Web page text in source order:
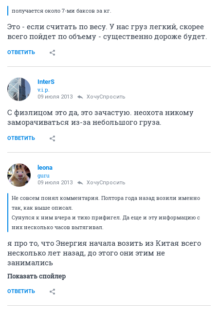
получается около 7-ми баксов за кг.
Это - если считать по весу. У нас груз легкий, скорее
всего пойдет по объему - существенно дороже будет.
ОТВЕТИТЬ
InterS
v.i.p.
09 июля 2013 ХочуСпросить
С физлицом это да, это зачастую. неохота никому
заморачиваться из-за небольшого груза.
ОТВЕТИТЬ
leona
guru
09 июля 2013 ХочуСпросить
Не совсем понял комментария. Полтора года назад возили именно
так, как выше описал.
Сунулся к ним вчера и тихо прифигел. Да еще и эту информацию с
них несколько часов вытягивал.
я про то, что Энергия начала возить из Китая всего
несколько лет назад, до этого они этим не
занимались
Показать спойлер
ОТВЕТИТЬ